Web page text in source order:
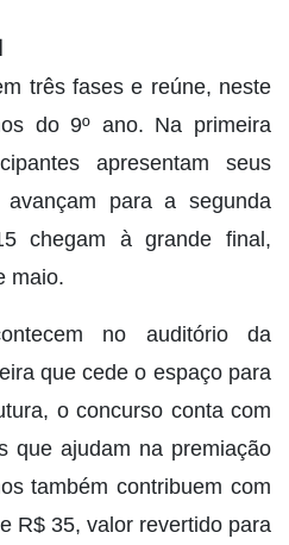
três fases e reúne, neste
do 9º ano. Na primeira
apresentam seus
para a segunda
chegam à grande final,
maio.
no auditório da
que cede o espaço para
o concurso conta com
que ajudam na premiação
também contribuem com
R$ 35, valor revertido para